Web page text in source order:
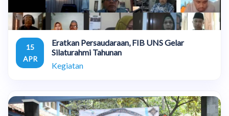
15
APR
Eratkan Persaudaraan, FIB UNS Gelar
Silaturahmi Tahunan
Kegiatan